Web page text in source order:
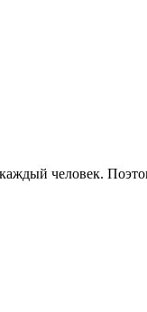
человек.